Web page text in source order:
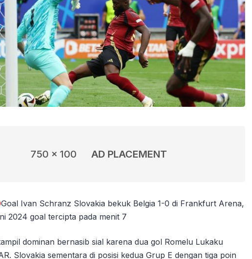
750 x 100 AD PLACEMENT
Goal Ivan Schranz Slovakia bekuk Belgia 1-0 di Frankfurt Arena,
2024 goal tercipta pada menit 7
dominan bernasib sial karena dua gol Romelu Lukaku
Slovakia sementara di posisi kedua Grup E dengan tiga poin